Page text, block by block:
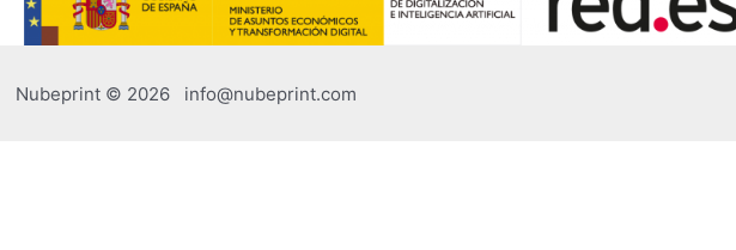
Nubeprint © 2026 info@nubeprint.com